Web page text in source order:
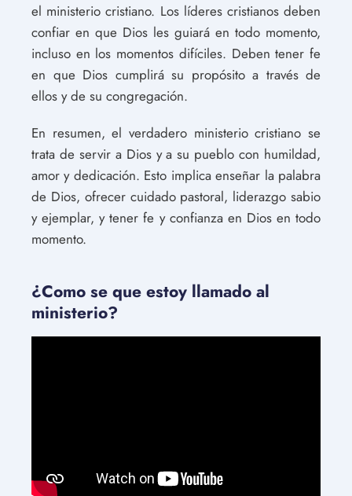
el ministerio cristiano. Los líderes cristianos deben
confiar en que Dios les guiará en todo momento,
incluso en los momentos difíciles. Deben tener fe
en que Dios cumplirá su propósito a través de
ellos y de su congregación.
En resumen, el verdadero ministerio cristiano se
trata de servir a Dios y a su pueblo con humildad,
amor y dedicación. Esto implica enseñar la palabra
de Dios, ofrecer cuidado pastoral, liderazgo sabio
y ejemplar, y tener fe y confianza en Dios en todo
momento.
¿Como se que estoy llamado al
ministerio?